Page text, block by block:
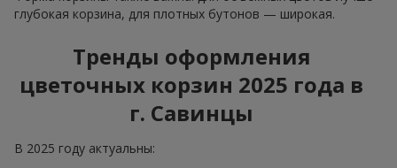
глубокая корзина, для плотных бутонов — широкая.
Тренды оформления
цветочных корзин 2025 года в
г. Савинцы
В 2025 году актуальны: